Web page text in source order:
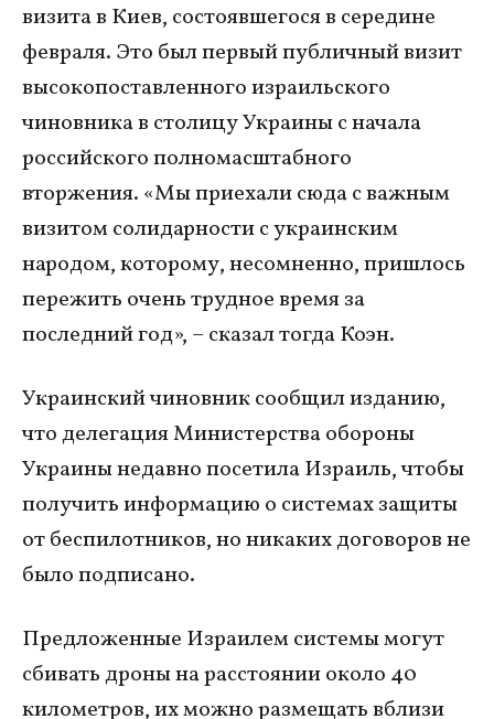
визита в Киев, состоявшегося в середине
февраля. Это был первый публичный визит
высокопоставленного израильского
чиновника в столицу Украины с начала
российского полномасштабного
вторжения. «Мы приехали сюда с важным
визитом солидарности с украинским
народом, которому, несомненно, пришлось
пережить очень трудное время за
последний год», – сказал тогда Коэн.
Украинский чиновник сообщил изданию,
что делегация Министерства обороны
Украины недавно посетила Израиль, чтобы
получить информацию о системах защиты
от беспилотников, но никаких договоров не
было подписано.
Предложенные Израилем системы могут
сбивать дроны на расстоянии около 40
километров, их можно размещать вблизи